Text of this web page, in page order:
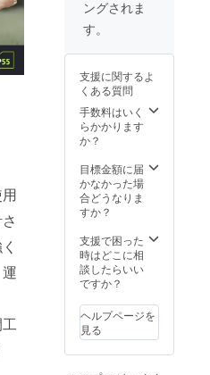
ングされま
す。
支援に関するよ
くある質問
手数料はいく
らかかります
か？
目標金額に届
かなかった場
合どうなりま
すか？
支援で困った
時はどこに相
談したらいい
ですか？
ヘルプページを
見る